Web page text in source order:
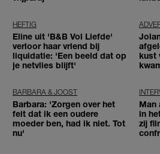
HEFTIG
Eline uit 'B&B Vol Liefde'
verloor haar vriend bij
liquidatie: 'Een beeld dat op
je netvlies blijft'
kust
BARBARA & JOOST
Barbara: 'Zorgen over het
feit dat ik een oudere
moeder ben, had ik niet. Tot
nu'
Man
in
zij